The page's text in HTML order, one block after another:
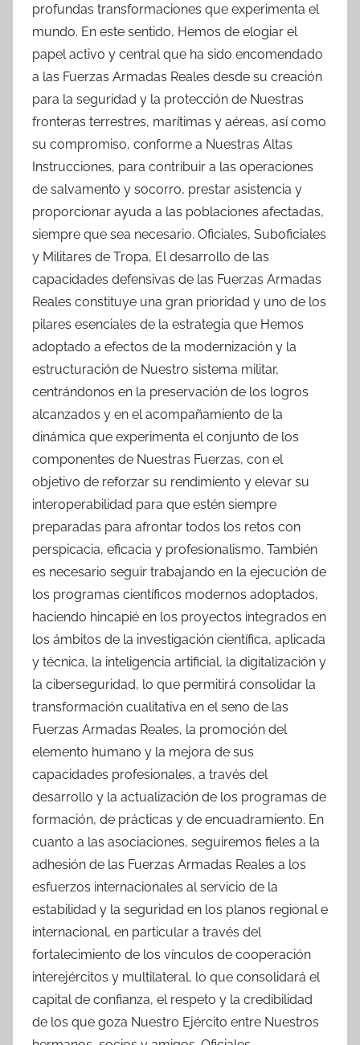
profundas transformaciones que experimenta el
mundo. En este sentido, Hemos de elogiar el
papel activo y central que ha sido encomendado
a las Fuerzas Armadas Reales desde su creación
para la seguridad y la protección de Nuestras
fronteras terrestres, marítimas y aéreas, así como
su compromiso, conforme a Nuestras Altas
Instrucciones, para contribuir a las operaciones
de salvamento y socorro, prestar asistencia y
proporcionar ayuda a las poblaciones afectadas,
siempre que sea necesario. Oficiales, Suboficiales
y Militares de Tropa, El desarrollo de las
capacidades defensivas de las Fuerzas Armadas
Reales constituye una gran prioridad y uno de los
pilares esenciales de la estrategia que Hemos
adoptado a efectos de la modernización y la
estructuración de Nuestro sistema militar,
centrándonos en la preservación de los logros
alcanzados y en el acompañamiento de la
dinámica que experimenta el conjunto de los
componentes de Nuestras Fuerzas, con el
objetivo de reforzar su rendimiento y elevar su
interoperabilidad para que estén siempre
preparadas para afrontar todos los retos con
perspicacia, eficacia y profesionalismo. También
es necesario seguir trabajando en la ejecución de
los programas científicos modernos adoptados,
haciendo hincapié en los proyectos integrados en
los ámbitos de la investigación científica, aplicada
y técnica, la inteligencia artificial, la digitalización y
la ciberseguridad, lo que permitirá consolidar la
transformación cualitativa en el seno de las
Fuerzas Armadas Reales, la promoción del
elemento humano y la mejora de sus
capacidades profesionales, a través del
desarrollo y la actualización de los programas de
formación, de prácticas y de encuadramiento. En
cuanto a las asociaciones, seguiremos fieles a la
adhesión de las Fuerzas Armadas Reales a los
esfuerzos internacionales al servicio de la
estabilidad y la seguridad en los planos regional e
internacional, en particular a través del
fortalecimiento de los vínculos de cooperación
interejércitos y multilateral, lo que consolidará el
capital de confianza, el respeto y la credibilidad
de los que goza Nuestro Ejército entre Nuestros